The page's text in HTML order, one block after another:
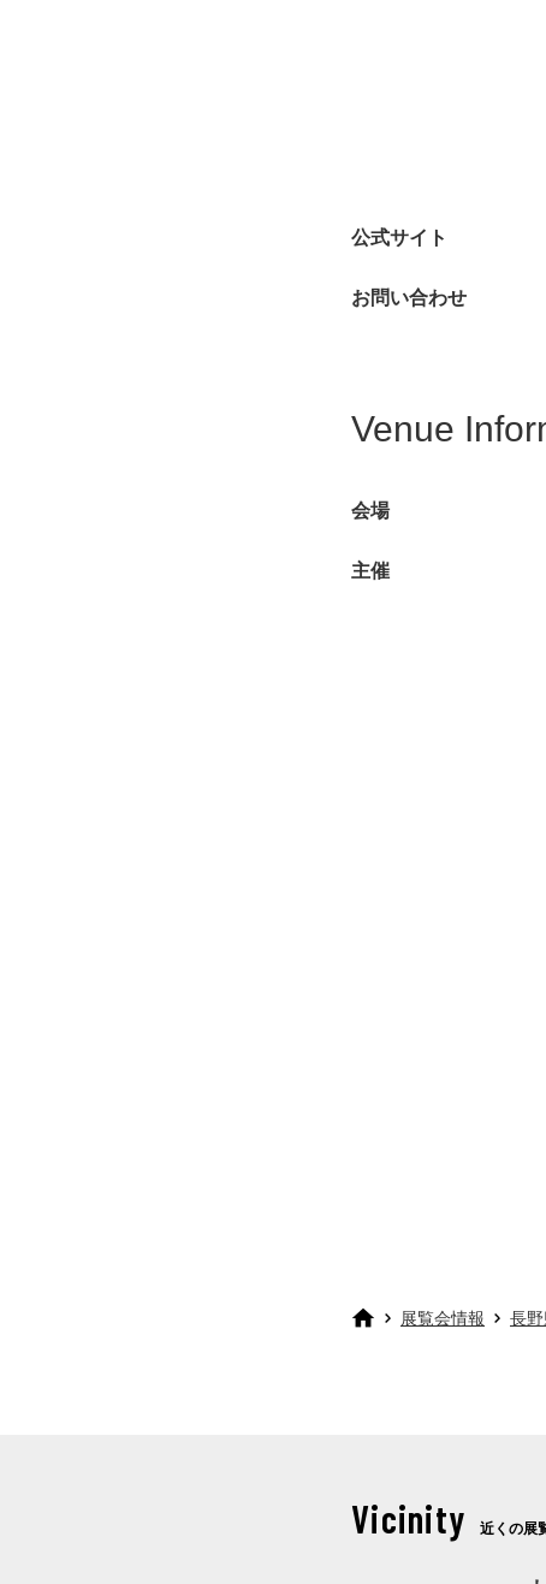
公式サイト
お問い合わせ
Venue
会場
主催
展覧会情報 長野
Vicinity 近くの展